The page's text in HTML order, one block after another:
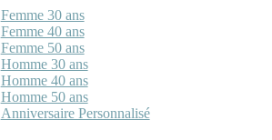
Femme 30 ans
Femme 40 ans
Femme 50 ans
Homme 30 ans
Homme 40 ans
Homme 50 ans
Anniversaire Personnalisé